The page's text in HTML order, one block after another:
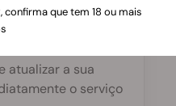
só podem ser
atualizar a sua
o serviço
confirma que tem 18 ou mais